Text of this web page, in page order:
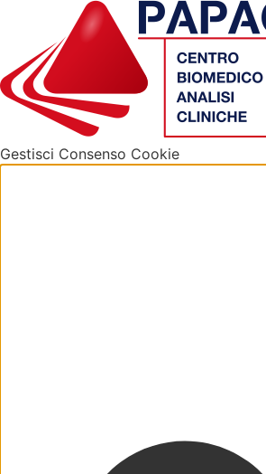
Gestisci Consenso Cookie